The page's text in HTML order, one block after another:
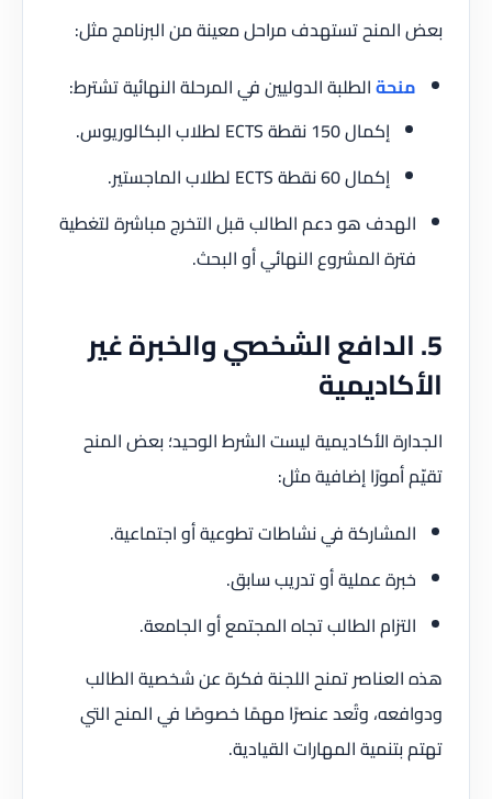
بعض المنح تستهدف مراحل معينة من البرنامج مثل:
منحةالطلبة الدوليين في المرحلة النهائية تشترط:
إكمال 150 نقطة ECTS لطلاب البكالوريوس.
إكمال 60 نقطة ECTS لطلاب الماجستير.
الهدف هو دعم الطالب قبل التخرج مباشرة لتغطية
فترة المشروع النهائي أو البحث.
5. الدافع الشخصي والخبرة غير
الأكاديمية
الجدارة الأكاديمية ليست الشرط الوحيد؛ بعض المنح
تقيّم أمورًا إضافية مثل:
المشاركة في نشاطات تطوعية أو اجتماعية.
خبرة عملية أو تدريب سابق.
التزام الطالب تجاه المجتمع أو الجامعة.
هذه العناصر تمنح اللجنة فكرة عن شخصية الطالب
ودوافعه، وتُعد عنصرًا مهمًا خصوصًا في المنح التي
تهتم بتنمية المهارات القيادية.